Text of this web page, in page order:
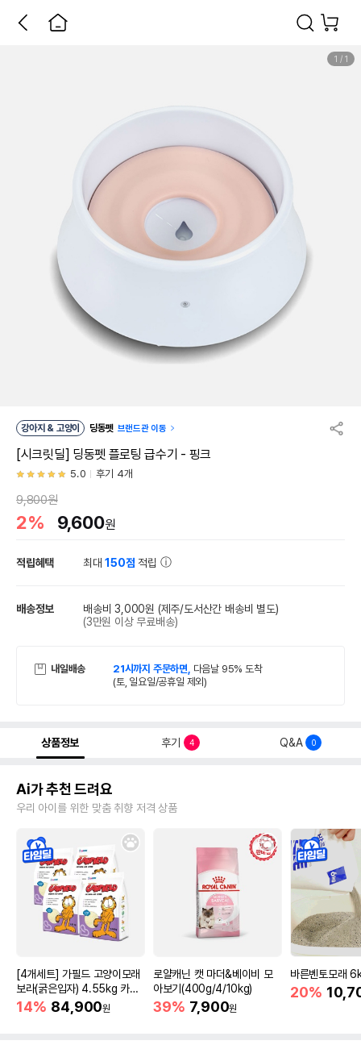
1 / 1
강아지 & 고양이 딩동펫 브랜드관 이동
[시크릿딜] 딩동펫 플로팅 급수기 - 핑크
5.0 후기 4개
9,800원
2% 9,600원
적립혜택 최대150점 적립
배송정보 배송비 3,000원 (제주/도서산간 배송비 별도)
(3만원 이상 무료배송)
내일배송 21시까지 주문하면, 다음날 95% 도착
(토, 일요일/공휴일 제외)
상품정보 후기 4 Q&A 0
Ai가 추천 드려요
우리 아이를 위한 맞춤 취향 저격 상품
[4개세트] 가필드 고양이모래
보라(굵은입자) 4.55kg 카사
바모래
14% 84,900원
로얄캐닌 캣 마더&베이비 모
아보기(400g/4/10kg)
39% 7,900원
바른벤토모래
20%